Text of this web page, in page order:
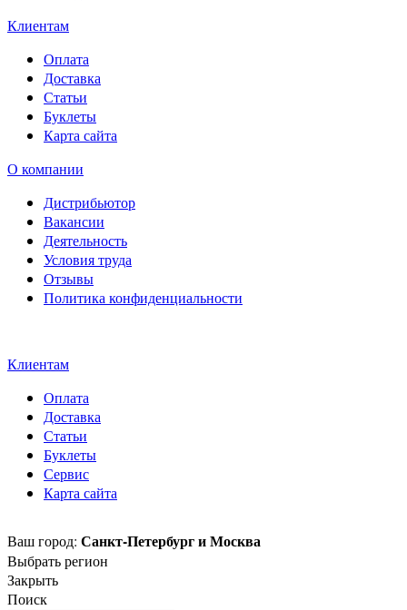
Клиентам
Оплата
Доставка
Статьи
Буклеты
Карта сайта
О компании
Дистрибьютор
Вакансии
Деятельность
Условия труда
Отзывы
Политика конфиденциальности
Клиентам
Оплата
Доставка
Статьи
Буклеты
Сервис
Карта сайта
Ваш город: Санкт-Петербург и Москва
Выбрать регион
Закрыть
Поиск